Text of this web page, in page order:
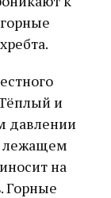
и
давлении
лежащем
на
Горные